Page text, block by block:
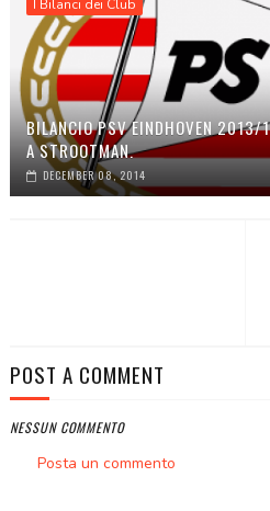
I Bilanci dei Club
BILANCIO PSV EINDHOVEN 2013/
A STROOTMAN.
DECEMBER 08, 2014
POST A COMMENT
NESSUN COMMENTO
Posta un commento